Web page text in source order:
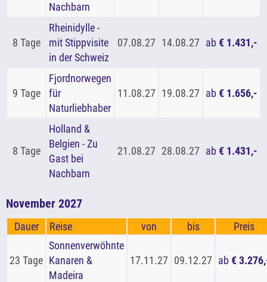
Nachbarn
8 Tage
Rheinidylle -
mit Stippvisite
in der Schweiz
07.08.27 14.08.27 ab € 1.431,-
9 Tage
Fjordnorwegen
für
Naturliebhaber
11.08.27 19.08.27 ab € 1.656,-
8 Tage
Holland &
Belgien - Zu
Gast bei
Nachbarn
21.08.27 28.08.27 ab € 1.431,-
November 2027
Dauer Reise von bis Preis
23 Tage
Sonnenverwöhnte
Kanaren &
Madeira
17.11.27 09.12.27 ab €